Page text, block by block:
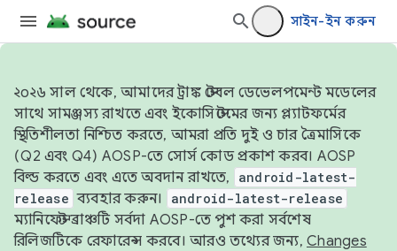
সাইন-ইন করুন
২০২৬ সাল থেকে, আমাদের ট্রাঙ্ক স্টেবল ডেভেলপমেন্ট মডেলের
সাথে সামঞ্জস্য রাখতে এবং ইকোসিস্টেমের জন্য প্ল্যাটফর্মের
স্থিতিশীলতা নিশ্চিত করতে, আমরা প্রতি দুই ও চার ত্রৈমাসিকে
(Q2 এবং Q4) AOSP-তে সোর্স কোড প্রকাশ করব। AOSP
বিল্ড করতে এবং এতে অবদান রাখতে,
android-latest-
release ব্যবহার করুন। android-latest-release
ম্যানিফেস্ট ব্রাঞ্চটি সর্বদা AOSP-তে পুশ করা সর্বশেষ
রিলিজটিকে রেফারেন্স করবে। আরও তথ্যের জন্য, Changes